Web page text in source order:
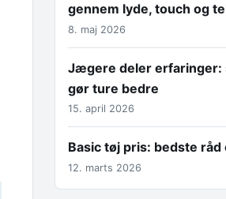
gennem lyde, touch og
8. maj 2026
Jægere deler erfaringer:
gør ture bedre
15. april 2026
Basic tøj pris: bedste
12. marts 2026